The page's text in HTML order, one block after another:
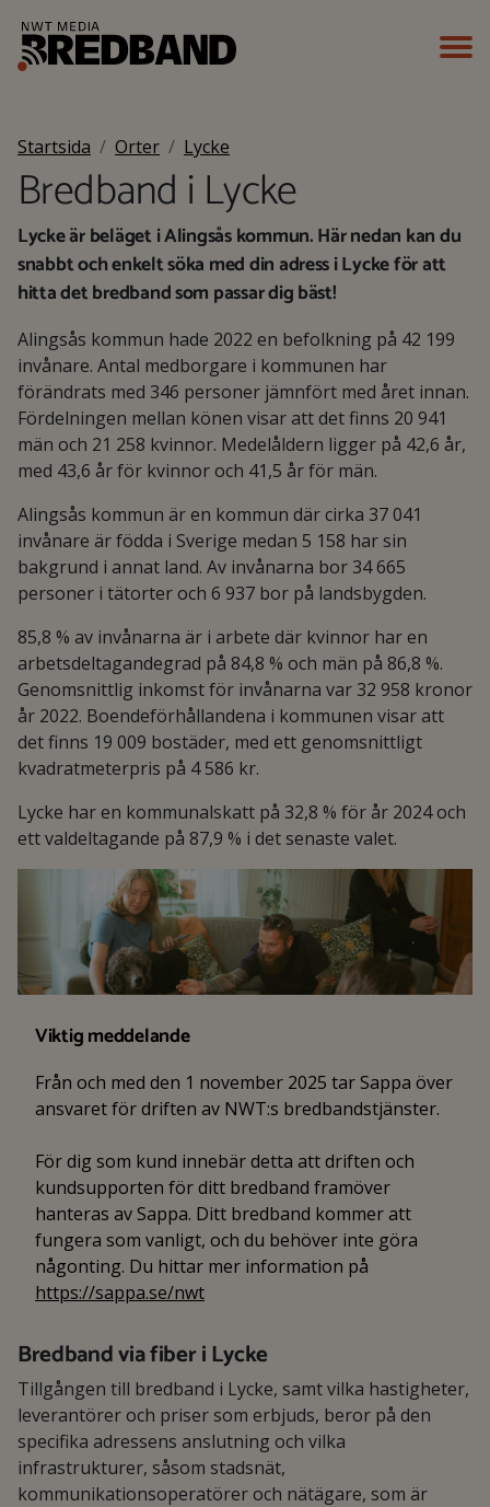
Startsida Orter Lycke
Bredband i Lycke
Lycke är beläget i Alingsås kommun. Här nedan kan du
snabbt och enkelt söka med din adress i Lycke för att
hitta det bredband som passar dig bäst!
Alingsås kommun hade 2022 en befolkning på 42 199
invånare. Antal medborgare i kommunen har
förändrats med 346 personer jämnfört med året innan.
Fördelningen mellan könen visar att det finns 20 941
män och 21 258 kvinnor. Medelåldern ligger på 42,6 år,
med 43,6 år för kvinnor och 41,5 år för män.
Alingsås kommun är en kommun där cirka 37 041
invånare är födda i Sverige medan 5 158 har sin
bakgrund i annat land. Av invånarna bor 34 665
personer i tätorter och 6 937 bor på landsbygden.
85,8 % av invånarna är i arbete där kvinnor har en
arbetsdeltagandegrad på 84,8 % och män på 86,8 %.
Genomsnittlig inkomst för invånarna var 32 958 kronor
år 2022. Boendeförhållandena i kommunen visar att
det finns 19 009 bostäder, med ett genomsnittligt
kvadratmeterpris på 4 586 kr.
Lycke har en kommunalskatt på 32,8 % för år 2024 och
ett valdeltagande på 87,9 % i det senaste valet.
Viktig meddelande
Från och med den 1 november 2025 tar Sappa över
ansvaret för driften av NWT:s bredbandstjänster.
För dig som kund innebär detta att driften och
kundsupporten för ditt bredband framöver
hanteras av Sappa. Ditt bredband kommer att
fungera som vanligt, och du behöver inte göra
någonting. Du hittar mer information på
https://sappa.se/nwt
Bredband via fiber i Lycke
Tillgången till bredband i Lycke, samt vilka hastigheter,
leverantörer och priser som erbjuds, beror på den
specifika adressens anslutning och vilka
infrastrukturer, såsom stadsnät,
kommunikationsoperatörer och nätägare, som är